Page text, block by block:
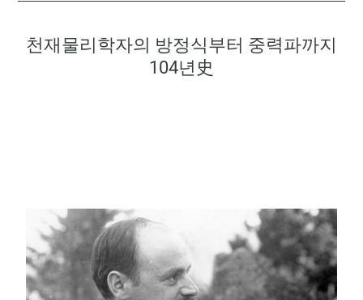
천재물리학자의 방정식부터 중력파까지
104년史